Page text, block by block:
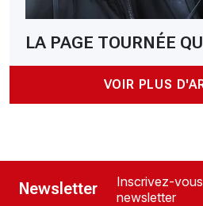
LA PAGE TOURNÉE
VOIR PLUS
Newsletter
Inscrivez-
newsletter